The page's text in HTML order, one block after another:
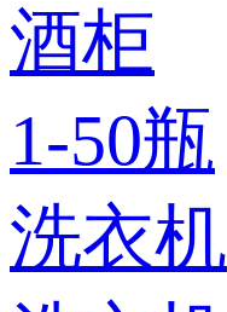
酒柜
1-50瓶
洗衣机